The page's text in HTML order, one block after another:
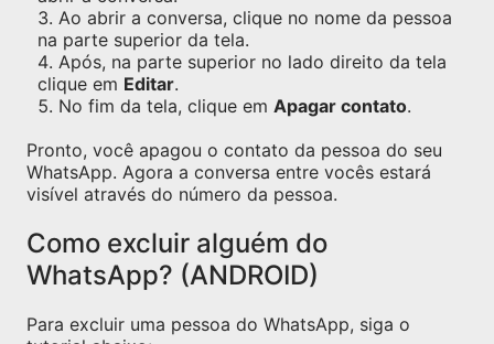
Ao abrir a conversa, clique no nome da pessoa
na parte superior da tela.
Após, na parte superior no lado direito da tela
clique em Editar.
No fim da tela, clique em Apagar contato.
Pronto, você apagou o contato da pessoa do seu
WhatsApp. Agora a conversa entre vocês estará
visível através do número da pessoa.
Como excluir alguém do
WhatsApp? (ANDROID)
Para excluir uma pessoa do WhatsApp, siga o